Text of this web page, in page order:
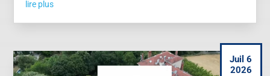
lire plus
Juil 6
2026